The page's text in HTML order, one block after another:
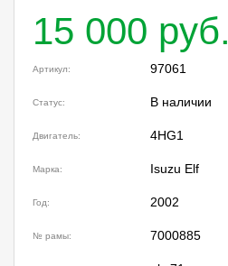
15 000 руб.
Артикул: 97061
Статус: В наличии
Двигатель: 4HG1
Марка: Isuzu Elf
Год: 2002
№ рамы: 7000885